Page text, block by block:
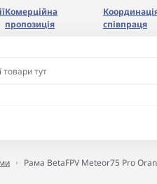
Комерційна
пропозиція
співпраця
Рама BetaFPV Meteor75 Pro